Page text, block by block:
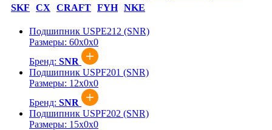
SKF
CX CRAFT FYH NKE
Подшипник USPE212 (SNR)
Размеры: 60x0x0
Бренд: SNR
Подшипник USPF201 (SNR)
Размеры: 12x0x0
Бренд: SNR
Подшипник USPF202 (SNR)
Размеры: 15x0x0